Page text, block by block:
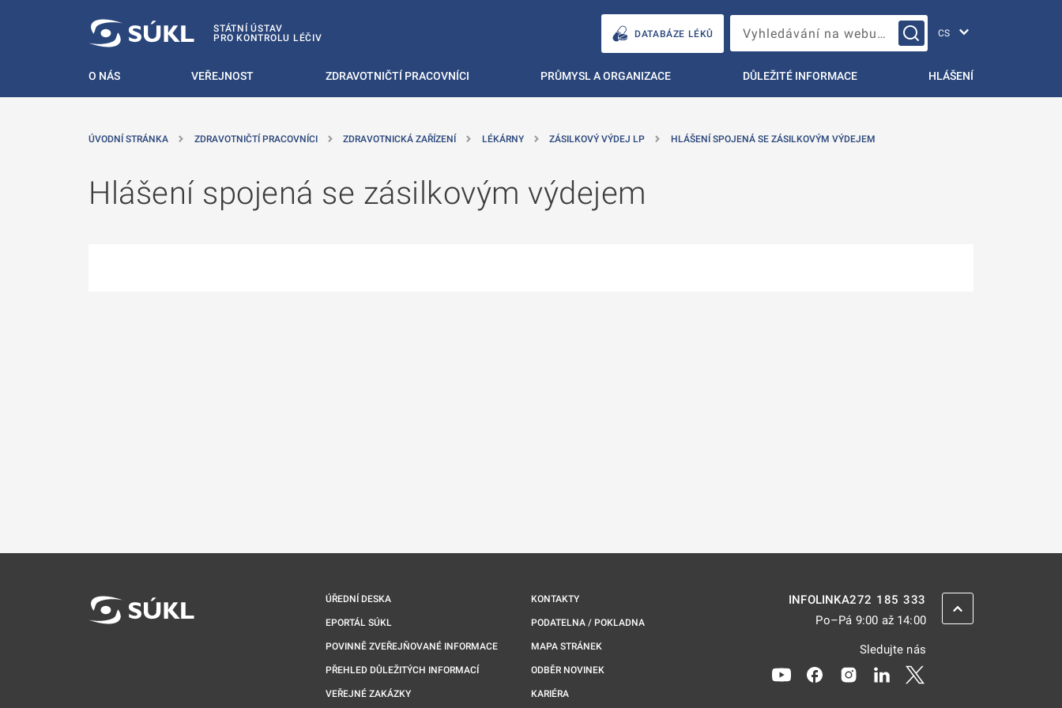
STÁTNÍ ÚSTAV
PRO KONTROLU LÉČIV
DATABÁZE LÉKŮ Vyhledávání na webu…
O NÁS VEŘEJNOST ZDRAVOTNIČTÍ PRACOVNÍCI PRŮMYSL A ORGANIZACE DŮLEŽITÉ INFORMACE HLÁŠENÍ
ÚVODNÍ STRÁNKA ZDRAVOTNIČTÍ PRACOVNÍCI ZDRAVOTNICKÁ ZAŘÍZENÍ LÉKÁRNY ZÁSILKOVÝ VÝDEJ LP HLÁŠENÍ SPOJENÁ SE ZÁSILKOVÝM VÝDEJEM
Hlášení spojená se zásilkovým výdejem
ÚŘEDNÍ DESKA
EPORTÁL SÚKL
POVINNĚ ZVEŘEJŇOVANÉ INFORMACE
PŘEHLED DŮLEŽITÝCH INFORMACÍ
VEŘEJNÉ ZAKÁZKY
KONTAKTY
PODATELNA / POKLADNA
MAPA STRÁNEK
ODBĚR NOVINEK
KARIÉRA
INFOLINKA272 185 333
Po–Pá 9:00 až 14:00
Sledujte nás
Odkaz se otevře na nové kartě
Odkaz se otevře na nové kartě
Odkaz se otevře na nové kartě
Odkaz se otevře na nové
ZPĚT NAHORU